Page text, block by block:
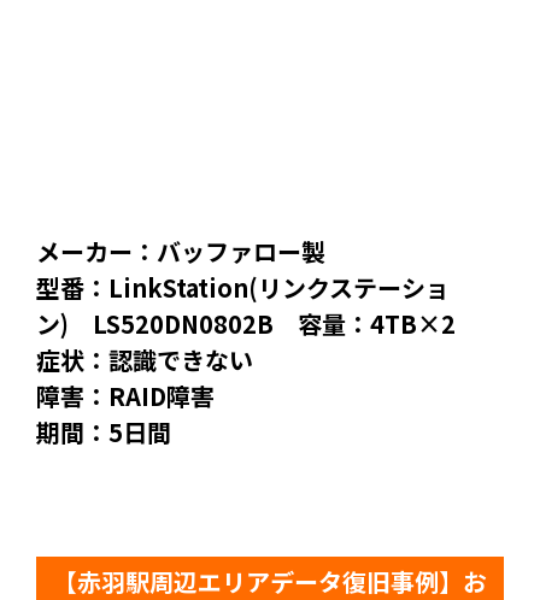
メーカー：バッファロー製
型番：LinkStation(リンクステーショ
ン) LS520DN0802B 容量：4TB×2
症状：認識できない
障害：RAID障害
期間：5日間
【赤羽駅周辺エリアデータ復旧事例】お